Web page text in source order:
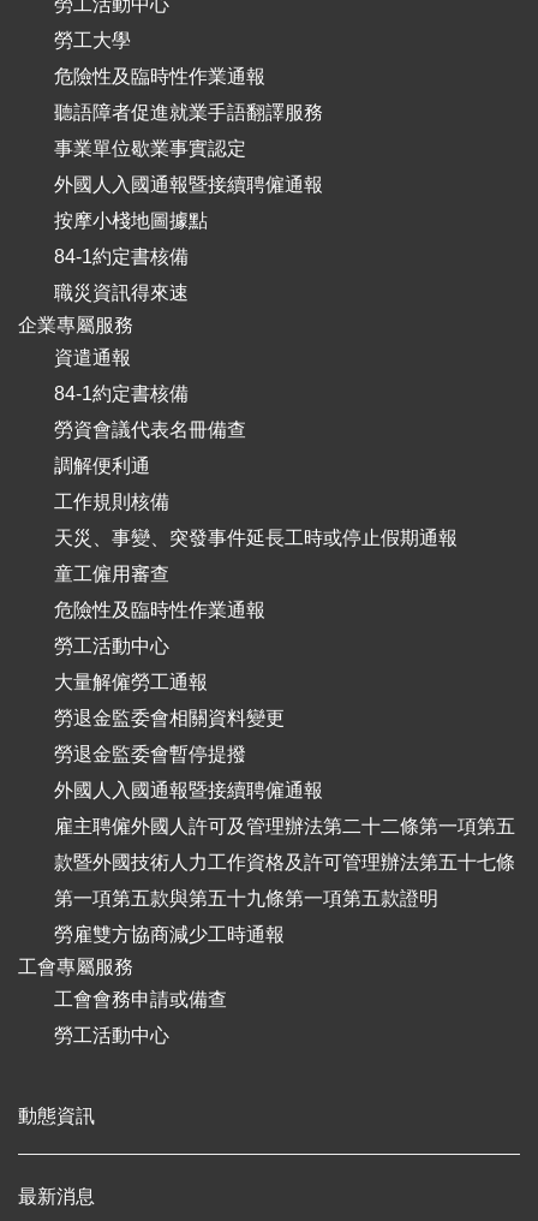
勞工活動中心
勞工大學
危險性及臨時性作業通報
聽語障者促進就業手語翻譯服務
事業單位歇業事實認定
外國人入國通報暨接續聘僱通報
按摩小棧地圖據點
84-1約定書核備
職災資訊得來速
企業專屬服務
資遣通報
84-1約定書核備
勞資會議代表名冊備查
調解便利通
工作規則核備
天災、事變、突發事件延長工時或停止假期通報
童工僱用審查
危險性及臨時性作業通報
勞工活動中心
大量解僱勞工通報
勞退金監委會相關資料變更
勞退金監委會暫停提撥
外國人入國通報暨接續聘僱通報
雇主聘僱外國人許可及管理辦法第二十二條第一項第五
款暨外國技術人力工作資格及許可管理辦法第五十七條
第一項第五款與第五十九條第一項第五款證明
勞雇雙方協商減少工時通報
工會專屬服務
工會會務申請或備查
勞工活動中心
動態資訊
最新消息